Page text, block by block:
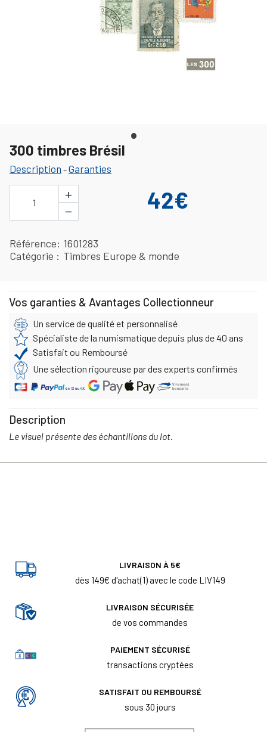
300 timbres Brésil
Description -Garanties
1
+
−
42€
Référence 1601283
Catégorie
Timbres Europe & monde
Vos garanties & Avantages Collectionneur
Un service de qualité et personnalisé
Spécialiste de la numismatique depuis plus de 40 ans
Satisfait ou Remboursé
Une sélection rigoureuse par des experts confirmés
Description
Le visuel présente des échantillons du lot.
LIVRAISON À 5€
dès 149€ d'achat(1) avec le code LIV149
LIVRAISON SÉCURISÉE
de vos commandes
PAIEMENT SÉCURISÉ
transactions cryptées
SATISFAIT OU REMBOURSÉ
sous 30 jours